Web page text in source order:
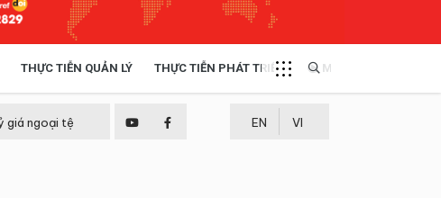
THỰC TIỄN QUẢN LÝ THỰC TIỄN PHÁT TRIỂN MULTIMEDIA
giá ngoại tệ EN VI